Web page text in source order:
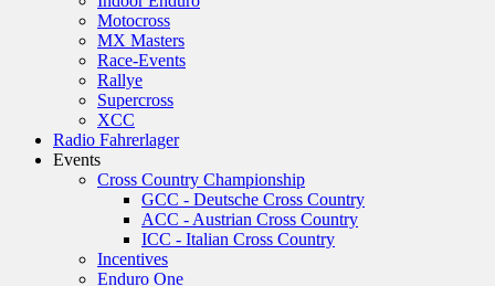
Motocross
MX Masters
Race-Events
Rallye
Supercross
XCC
Radio Fahrerlager
Events
Cross Country Championship
GCC - Deutsche Cross Country
ACC - Austrian Cross Country
ICC - Italian Cross Country
Incentives
Enduro One